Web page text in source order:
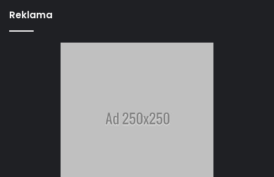
Reklama